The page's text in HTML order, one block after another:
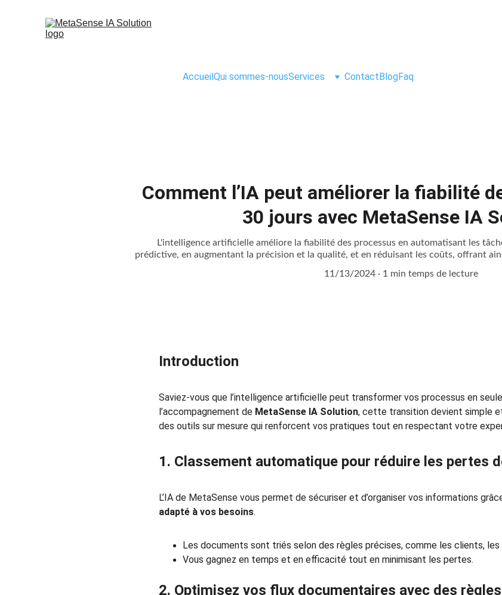
AccueilQui sommes-nousServices ContactBlogFaq
Comment l’IA peut améliorer la fiabilité
30 jours avec MetaSense IA
L'intelligence artificielle améliore la fiabilité des processus en automatisant les
prédictive, en augmentant la précision et la qualité, et en réduisant les coûts, offrant
11/13/2024
1 min temps de lecture
Introduction
Saviez-vous que l’intelligence artificielle peut transformer vos processus en
l’accompagnement de MetaSense IA Solution, cette transition devient simple
des outils sur mesure qui renforcent vos pratiques tout en respectant votre
1. Classement automatique pour réduire les pertes
L’IA de MetaSense vous permet de sécuriser et d’organiser vos informations
adapté à vos besoins.
Les documents sont triés selon des règles précises, comme les clients,
Vous gagnez en temps et en efficacité tout en minimisant les pertes.
2. Optimisez vos flux documentaires avec des